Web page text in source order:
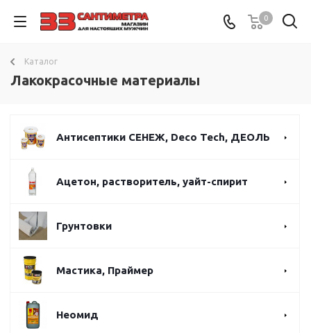
0
Каталог
Лакокрасочные материалы
Антисептики СЕНЕЖ, Deco Tech, ДЕОЛЬ
Ацетон, растворитель, уайт-спирит
Грунтовки
Мастика, Праймер
Неомид